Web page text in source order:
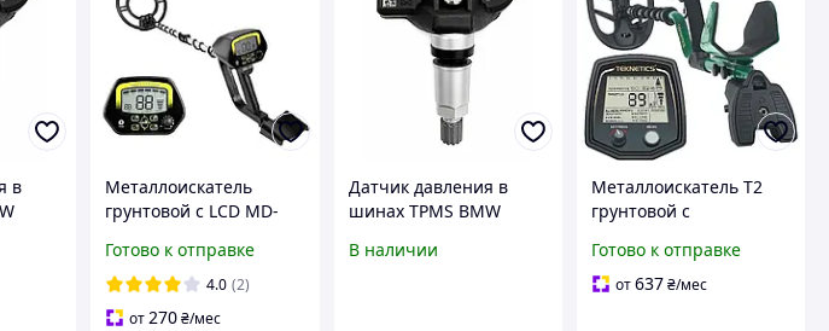
в
Металлоискатель
грунтовой с LCD MD-
катушкой,
дискриминацией
(катушка 6,29 кГц)
Готово к отправке
4.0 (2)
от270₴/мес
Датчик давления в
шинах TPMS BMW
частотой 433 MHz
В наличии
Металлоискатель T2
грунтовой с
кГц (улучшенная
версия 2026 года)
Готово к отправке
от637₴/мес